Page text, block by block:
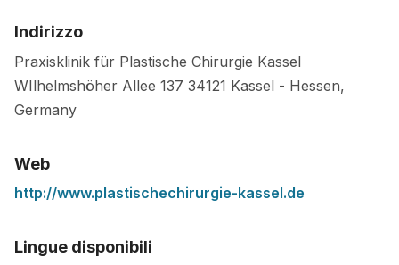
Indirizzo
Praxisklinik für Plastische Chirurgie Kassel
WIlhelmshöher Allee 137 34121 Kassel - Hessen,
Germany
Web
http://www.plastischechirurgie-kassel.de
Lingue disponibili